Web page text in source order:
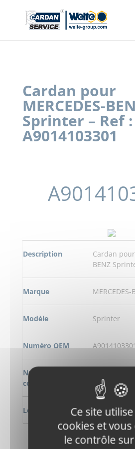
Ce site
cookies et
le contrôle
Cardan pour
MERCEDES-
Sprinter – Ref :
A9014103301
Description
Cardan pour
BENZ
Marque MERCEDES-
Modèle Sprinter
Numéro OEM A9014103301
Numero de
commande
Longeur 751 mm
DEMANDE DE